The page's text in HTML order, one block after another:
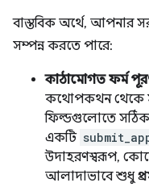
বাস্তবিক অর্থে, আপনার
সম্পন্ন করতে পারে:
কাঠামোগত ফর্ম
কথোপকথন থেকে
ফিল্ডগুলোতে
একটি
উদাহরণস্বরূপ,
আলাদাভাবে শুধু